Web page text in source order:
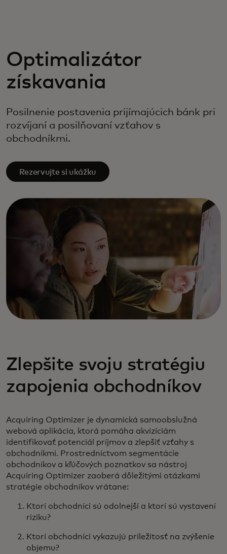
Pre firmy
Pre svet
Pre inovátorov
Optimalizátor
získavania
Posilnenie postavenia prijímajúcich bánk pri
rozvíjaní a posilňovaní vzťahov s
obchodníkmi.
Rezervujte si ukážku
Zlepšite svoju stratégiu
zapojenia obchodníkov
Acquiring Optimizer je dynamická samoobslužná
webová aplikácia, ktorá pomáha akvizíciám
identifikovať potenciál príjmov a zlepšiť vzťahy s
obchodníkmi. Prostredníctvom segmentácie
obchodníkov a kľúčových poznatkov sa nástroj
Acquiring Optimizer zaoberá dôležitými otázkami
stratégie obchodníkov vrátane:
Ktorí obchodníci sú odolnejší a ktorí sú vystavení
riziku?
Ktorí obchodníci vykazujú príležitosť na zvýšenie
objemu?